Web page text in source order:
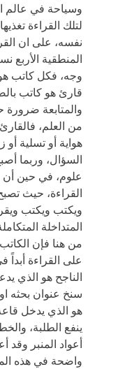
وسياحة في عالم
لتلك القراءة
نفسه، على ان
المنطقية
وجه، فكل كاتب
قارئ هو كاتب
والمتابعة ضرورة
من العلم،
هواية أو تسلية
السؤال، وربما
علوم، في حين أن
القراءة، حيث
ويكتب ويكتب
المتداخلة
من هنا فإن
على القراءة أبداً
الناجح هو الذي
سنخ عنوان بحثه او
هو الذي يدخل
ينفع الطلبة،
أعواد المنبر وقد
واضحة في هذه